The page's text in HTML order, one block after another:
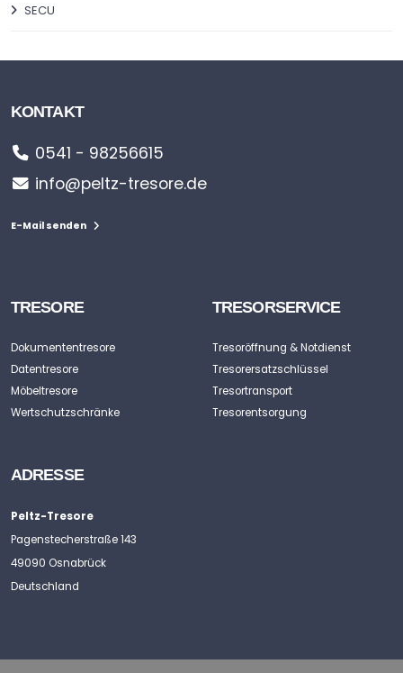
SECU
KONTAKT
0541 - 98256615
info@peltz-tresore.de
E-Mail senden
TRESORE
Dokumententresore
Datentresore
Möbeltresore
Wertschutzschränke
TRESORSERVICE
Tresoröffnung & Notdienst
Tresorersatzschlüssel
Tresortransport
Tresorentsorgung
ADRESSE
Peltz-Tresore
Pagenstecherstraße 143
49090 Osnabrück
Deutschland